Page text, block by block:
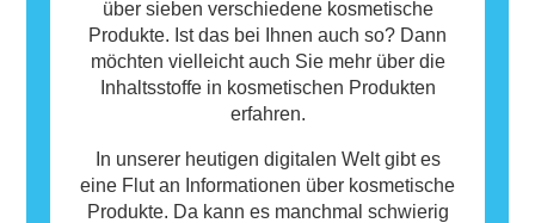
über sieben verschiedene kosmetische
Produkte. Ist das bei Ihnen auch so? Dann
möchten vielleicht auch Sie mehr über die
Inhaltsstoffe in kosmetischen Produkten
erfahren.
In unserer heutigen digitalen Welt gibt es
eine Flut an Informationen über kosmetische
Produkte. Da kann es manchmal schwierig